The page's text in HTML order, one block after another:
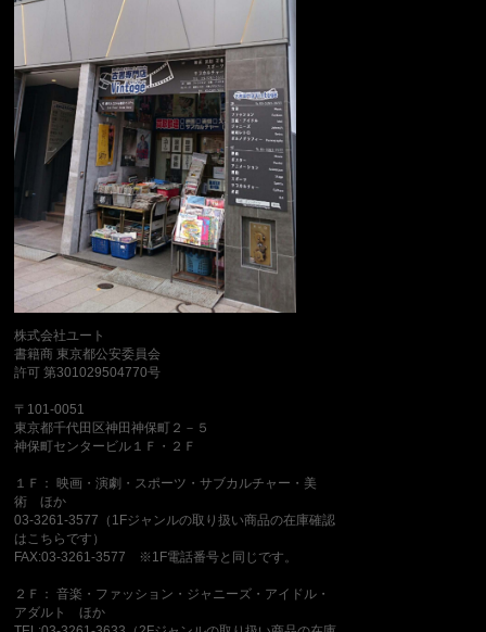
株式会社ユート
書籍商 東京都公安委員会
許可 第301029504770号
〒101-0051
東京都千代田区神田神保町２－５
神保町センタービル１Ｆ・２Ｆ
１Ｆ： 映画・演劇・スポーツ・サブカルチャー・美
術 ほか
03-3261-3577（1Fジャンルの取り扱い商品の在庫確認
はこちらです）
FAX:03-3261-3577 ※1F電話番号と同じです。
２Ｆ： 音楽・ファッション・ジャニーズ・アイドル・
アダルト ほか